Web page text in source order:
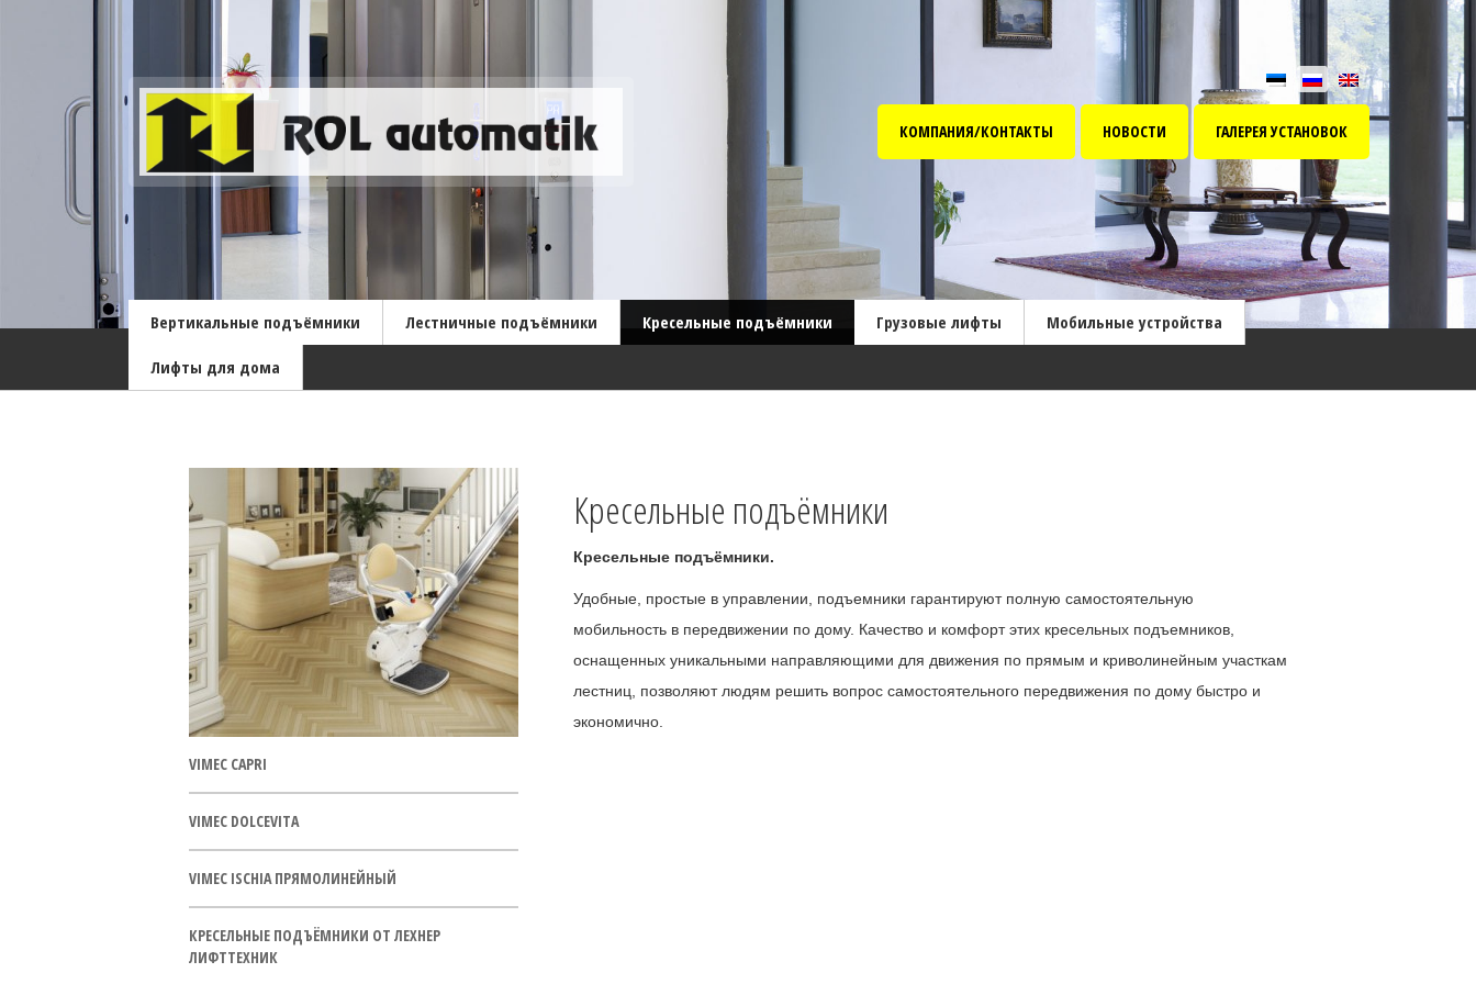
КОМПАНИЯ/КОНТАКТЫ НОВОСТИ ГАЛЕРЕЯ УСТАНОВОК
Вертикальные подъёмники Лестничные подъёмники Кресельные подъёмники Грузовые лифты Мобильные устройства
Лифты для дома
VIMEC CAPRI
VIMEC DOLCEVITA
VIMEC ISCHIA ПРЯМОЛИНЕЙНЫЙ
КРЕСЕЛЬНЫЕ ПОДЪЁМНИКИ ОТ ЛЕХНЕР
ЛИФТТЕХНИК
Кресельные подъёмники
Кресельные подъёмники.
Удобные, простые в управлении, подъемники гарантируют полную самостоятельную
мобильность в передвижении по дому. Качество и комфорт этих кресельных подъемников,
оснащенных уникальными направляющими для движения по прямым и криволинейным участкам
лестниц, позволяют людям решить вопрос самостоятельного передвижения по дому быстро и
экономично.